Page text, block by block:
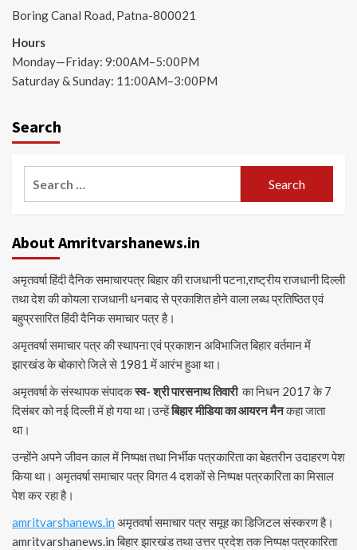
Boring Canal Road, Patna-800021
Hours
Monday—Friday: 9:00AM–5:00PM
Saturday & Sunday: 11:00AM–3:00PM
Search
About Amritvarshanews.in
अमृतवर्षा हिंदी दैनिक समाचारपत्र बिहार की राजधानी पटना,राष्ट्रीय राजधानी दिल्ली
तथा देश की कोयला राजधानी धनबाद से प्रकाशित होने वाला लब्ध प्रतिष्ठित एवं
बहुप्रसारित हिंदी दैनिक समाचार पत्र है।
अमृतवर्षा समाचार पत्र की स्थापना एवं प्रकाशन अविभाजित बिहार वर्तमान में
झारखंड के बोकारो जिले से 1981 में आरंभ हुआ था।
अमृतवर्षा के संस्थापक संपादकस्व- श्री पारसनाथ तिवारीका निधन 2017 के 7
दिसंबर को नई दिल्ली में हो गया था।उन्हेंबिहार मीडिया का आयरन मैनकहा जाता
था।
उन्होंने अपने जीवन काल में निष्पक्ष तथा निर्भीक पत्रकारिता का बेहतरीन उदाहरण पेश
किया था। अमृतवर्षा समाचार पत्र विगत 4 दशकों से निष्पक्ष पत्रकारिता का मिसाल
पेश कर रहा है।
amritvarshanews.in अमृतवर्षा समाचार पत्र समूह का डिजिटल संस्करण है।
amritvarshanews.in बिहार झारखंड तथा उत्तर प्रदेश तक निष्पक्ष पत्रकारिता